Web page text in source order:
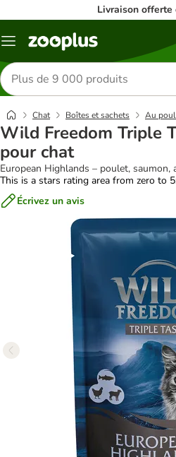
Livraison offerte
Menu
Rechercher
des
produits
Chat Boîtes et sachets Au
Wild Freedom Triple
pour chat
European Highlands – poulet, saumon,
This is a stars rating area from zero to
Écrivez un avis